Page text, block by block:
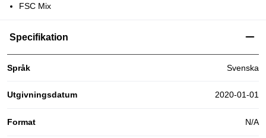
FSC Mix
Specifikation
Språk Svenska
Utgivningsdatum 2020-01-01
Format N/A